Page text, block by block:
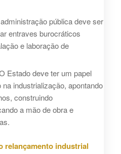
pública deve ser
entraves burocráticos
e laboração de
Estado deve ter um papel
industrialização, apontando
construindo
a mão de obra e
relançamento industrial